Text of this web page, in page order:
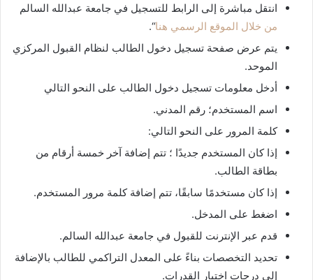
انتقل مباشرة إلى الرابط للتسجيل في جامعة عبدالله السالم
من خلال الموقع الرسمي هنا“.
يتم عرض صفحة تسجيل دخول الطالب لنظام القبول المركزي
الموحد.
أدخل معلومات تسجيل دخول الطالب على النحو التالي
اسم المستخدم؛ رقم المدني.
كلمة المرور على النحو التالي:
إذا كان المستخدم جديدًا ؛ تتم إضافة آخر خمسة أرقام من
بطاقة الطالب.
إذا كان مستخدمًا سابقًا، تتم إضافة كلمة مرور المستخدم.
اضغط على المدخل.
قدم عبر الإنترنت للقبول في جامعة عبدالله السالم.
تحديد التخصصات بناءً على المعدل التراكمي للطالب بالإضافة
إلى درجات اختبار القدرات.